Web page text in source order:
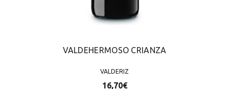
VALDEHERMOSO CRIANZA
VALDERIZ
16,70€